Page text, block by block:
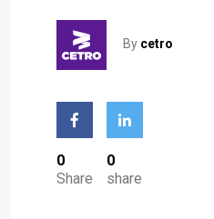
By cetro
0
Share
0
share